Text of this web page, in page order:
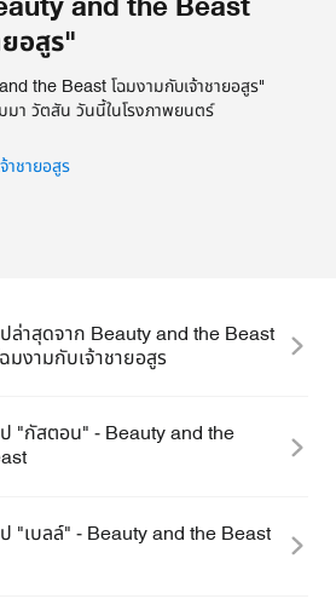
อสูร"
the Beast โฉมงามกับเจ้าชายอสูร"
มา วัตสัน วันนี้ในโรงภาพยนตร์
าชายอสูร
ล่าสุดจาก Beauty and the Beast
มงามกับเจ้าชายอสูร
"กัสตอน" - Beauty and the
"เบลล์" - Beauty and the Beast